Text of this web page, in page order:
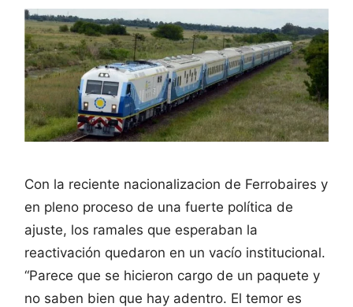
Con la reciente nacionalizacion de Ferrobaires y
en pleno proceso de una fuerte política de
ajuste, los ramales que esperaban la
reactivación quedaron en un vacío institucional.
“Parece que se hicieron cargo de un paquete y
no saben bien que hay adentro. El temor es